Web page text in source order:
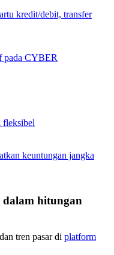
keuntungan
kredit/debit, transfer
pada CYBER
fleksibel
keuntungan jangka
hitungan
tren pasar di platform